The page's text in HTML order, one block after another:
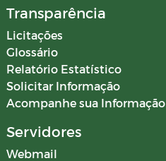
Transparência
Licitações
Glossário
Relatório Estatístico
Solicitar Informação
Acompanhe sua Informação
Servidores
Webmail